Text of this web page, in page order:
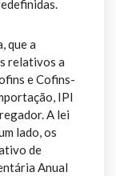
que a
relativos a
e Cofins-
IPI
A lei
lado, os
de
Anual